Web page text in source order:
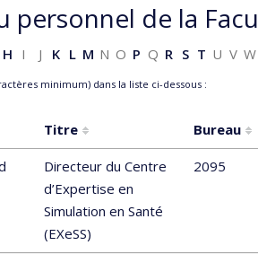
personnel de la
H I J K L M N O P Q R S T U V W
minimum) dans la liste ci-dessous :
Titre Bureau
Directeur du Centre
d’Expertise en
Simulation en Santé
(EXeSS)
2095